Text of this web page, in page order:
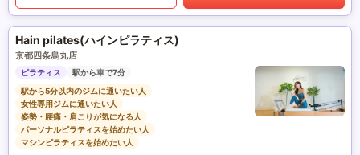
Hain pilates(ハインピラティス)
京都四条烏丸店
ピラティス
駅から車で7分
駅から5分以内のジムに通いたい人
女性専用ジムに通いたい人
姿勢・腰痛・肩こりが気になる人
パーソナルピラティスを始めたい人
マシンピラティスを始めたい人